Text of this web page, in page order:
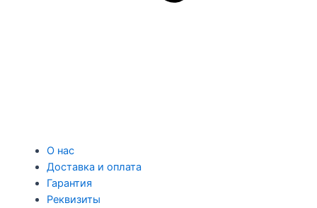
О нас
Доставка и оплата
Гарантия
Реквизиты